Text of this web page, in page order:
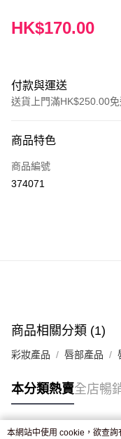
HK$170.00
付款與運送
送貨上門滿HK$250.00免
信用卡
Apple Pay
付款後門市自取，訂單
商品特色
商品編號
374071
商品相關分類 (1)
彩妝產品 唇部產品
本分類熱賣全店暢
本網站中使用 cookie，欲查